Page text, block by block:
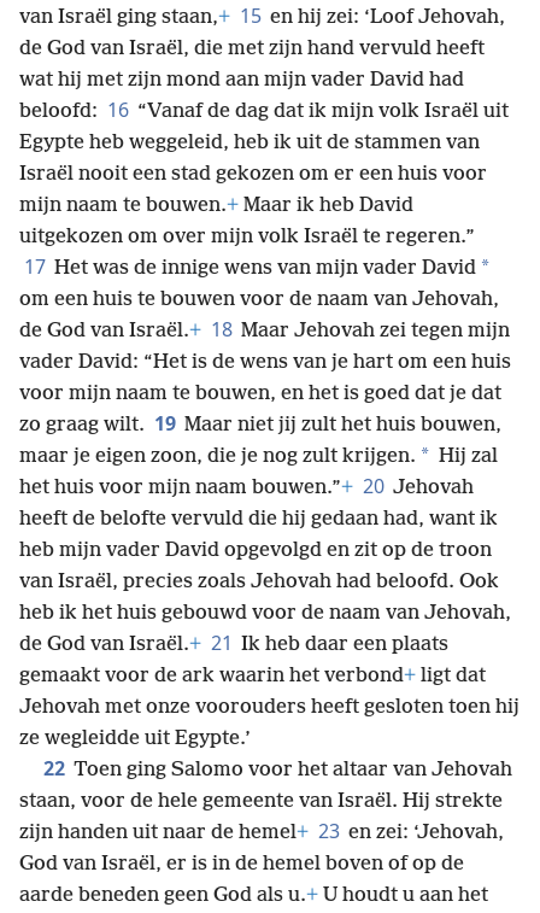
van Israël ging staan,+ 15 en hij zei: ‘Loof Jehovah,
de God van Israël, die met zijn hand vervuld heeft
wat hij met zijn mond aan mijn vader David had
beloofd: 16 “Vanaf de dag dat ik mijn volk Israël uit
Egypte heb weggeleid, heb ik uit de stammen van
Israël nooit een stad gekozen om er een huis voor
mijn naam te bouwen.+ Maar ik heb David
uitgekozen om over mijn volk Israël te regeren.”
17 Het was de innige wens van mijn vader David *
om een huis te bouwen voor de naam van Jehovah,
de God van Israël.+ 18 Maar Jehovah zei tegen mijn
vader David: “Het is de wens van je hart om een huis
voor mijn naam te bouwen, en het is goed dat je dat
zo graag wilt. 19 Maar niet jij zult het huis bouwen,
maar je eigen zoon, die je nog zult krijgen. * Hij zal
het huis voor mijn naam bouwen.”+ 20 Jehovah
heeft de belofte vervuld die hij gedaan had, want ik
heb mijn vader David opgevolgd en zit op de troon
van Israël, precies zoals Jehovah had beloofd. Ook
heb ik het huis gebouwd voor de naam van Jehovah,
de God van Israël.+ 21 Ik heb daar een plaats
gemaakt voor de ark waarin het verbond+ ligt dat
Jehovah met onze voorouders heeft gesloten toen hij
ze wegleidde uit Egypte.’
22 Toen ging Salomo voor het altaar van Jehovah
staan, voor de hele gemeente van Israël. Hij strekte
zijn handen uit naar de hemel+ 23 en zei: ‘Jehovah,
God van Israël, er is in de hemel boven of op de
aarde beneden geen God als u.+ U houdt u aan het